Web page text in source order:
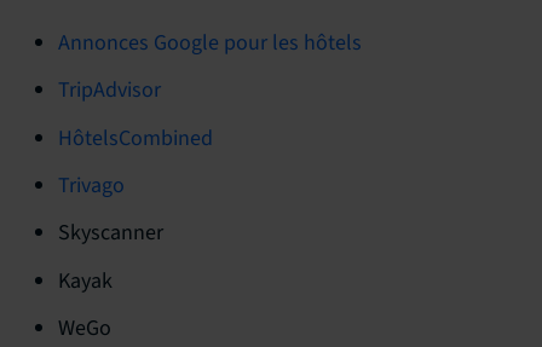
Annonces Google pour les hôtels
TripAdvisor
HôtelsCombined
Trivago
Skyscanner
Kayak
WeGo